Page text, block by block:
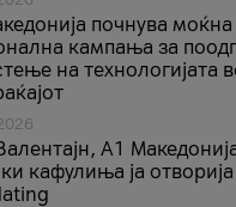
почнува моќна
кампања за
на технологијата
A1
кафулиња ја